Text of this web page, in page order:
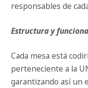
responsables de
Estructura y
Cada mesa está
perteneciente a la
garantizando así un